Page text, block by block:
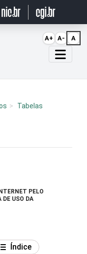
Tabelas
PELO
DE USO DA
Índice
A+ A- A